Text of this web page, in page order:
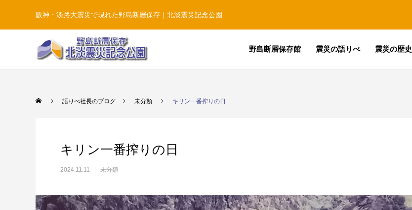
阪神・淡路大震災で現れた野島断層保存｜北淡震災記念公園
野島断層保存館 震災の語りべ 震災の歴史
語りべ社長のブログ 未分類 キリン一番搾りの日
キリン一番搾りの日
2024.11.11 未分類